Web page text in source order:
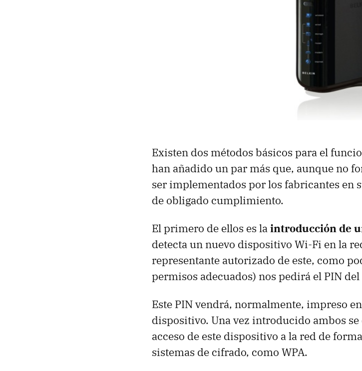
Existen dos métodos básicos para el
han añadido un par más que, aunque no
ser implementados por los fabricantes en
de obligado cumplimiento.
El primero de ellos es laintroducción de
detecta un nuevo dispositivo Wi-Fi en la
representante autorizado de este, como
permisos adecuados) nos pedirá el PIN
Este PIN vendrá, normalmente, impreso
dispositivo. Una vez introducido ambos
acceso de este dispositivo a la red de
sistemas de cifrado, como WPA.